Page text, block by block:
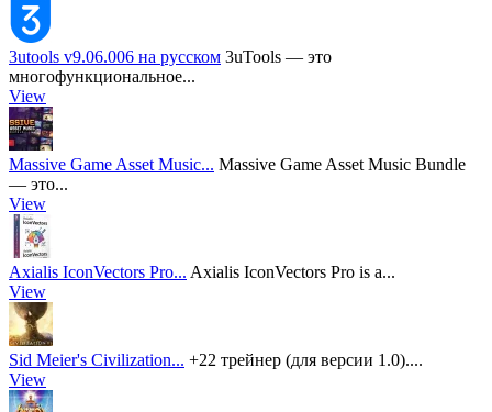
3utools v9.06.006 на русском 3uTools — это
многофункциональное...
View
Massive Game Asset Music... Massive Game Asset Music Bundle
— это...
View
Axialis IconVectors Pro... Axialis IconVectors Pro is a...
View
Sid Meier's Civilization... +22 трейнер (для версии 1.0)....
View